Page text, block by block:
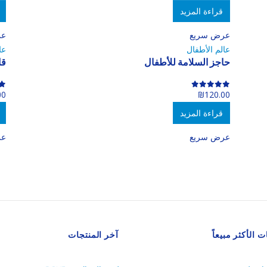
قراءة المزيد
عرض سريع
عالم الأطفال
حاجز السلامة للأطفال
0
out of 5
₪120.00
قراءة المزيد
عرض سريع
0
5
الأكثر مبيعاً آخر المنتجات